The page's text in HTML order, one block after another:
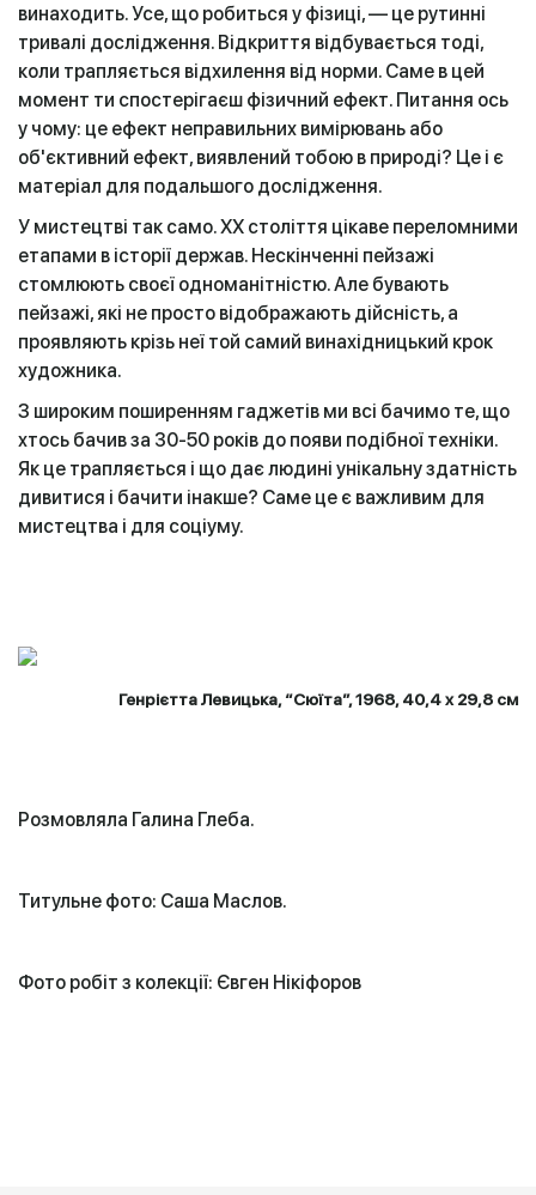
винаходить. Усе, що робиться у фізиці, — це рутинні
тривалі дослідження. Відкриття відбувається тоді,
коли трапляється відхилення від норми. Саме в цей
момент ти спостерігаєш фізичний ефект. Питання ось
у чому: це ефект неправильних вимірювань або
об'єктивний ефект, виявлений тобою в природі? Це і є
матеріал для подальшого дослідження.
У мистецтві так само. XX століття цікаве переломними
етапами в історії держав. Нескінченні пейзажі
стомлюють своєї одноманітністю. Але бувають
пейзажі, які не просто відображають дійсність, а
проявляють крізь неї той самий винахідницький крок
художника.
З широким поширенням гаджетів ми всі бачимо те, що
хтось бачив за 30-50 років до появи подібної техніки.
Як це трапляється і що дає людині унікальну здатність
дивитися і бачити інакше? Саме це є важливим для
мистецтва і для соціуму.
Генрієтта Левицька, “Сюїта”, 1968, 40,4 x 29,8 см
Розмовляла Галина Глеба.
Титульне фото: Саша Маслов.
Фото робіт з колекції: Євген Нікіфоров